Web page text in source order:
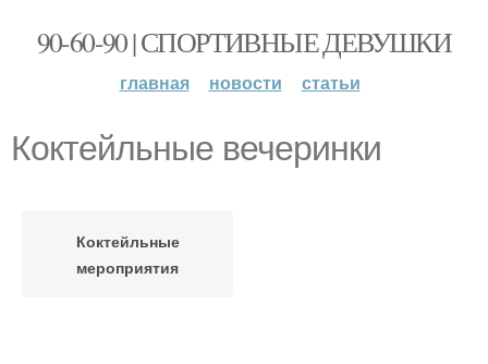
90-60-90 | СПОРТИВНЫЕ ДЕВУШКИ
главная новости статьи
Коктейльные вечеринки
Коктейльные
мероприятия